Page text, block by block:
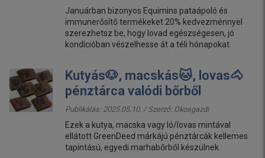
Januárban bizonyos Equimins pataápoló és
immunerősítő termékeket 20% kedvezménnyel
szerezhetsz be, hogy lovad egészségesen, jó
kondícióban vészelhesse át a téli hónapokat.
Kutyás🐶, macskás🐱, lovas🐴
pénztárca valódi bőrből
Publikálás: 2025.05.10. / Szerző: Okosgazdi
Ezek a kutya, macska vagy ló/lovas mintával
ellátott GreenDeed márkájú pénztárcák kellemes
tapintású, egyedi marhabőrből készülnek.